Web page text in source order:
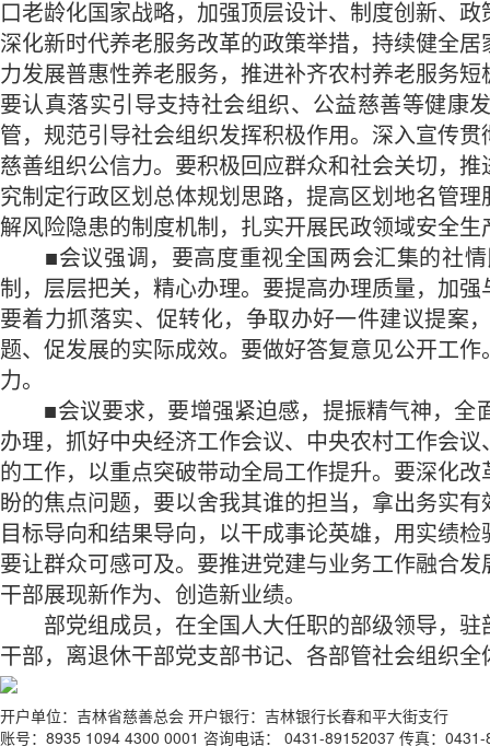
口老龄化国家战略，加强顶层设计、制度创新、
深化新时代养老服务改革的政策举措，持续健全
力发展普惠性养老服务，推进补齐农村养老服务
要认真落实引导支持社会组织、公益慈善等健康
管，规范引导社会组织发挥积极作用。深入宣传
慈善组织公信力。要积极回应群众和社会关切，
究制定行政区划总体规划思路，提高区划地名管
解风险隐患的制度机制，扎实开展民政领域安全
■会议强调，要高度重视全国两会汇集的社情
制，层层把关，精心办理。要提高办理质量，加
要着力抓落实、促转化，争取办好一件建议提案
题、促发展的实际成效。要做好答复意见公开工
力。
■会议要求，要增强紧迫感，提振精气神，全
办理，抓好中央经济工作会议、中央农村工作会
的工作，以重点突破带动全局工作提升。要深化
盼的焦点问题，要以舍我其谁的担当，拿出务实
目标导向和结果导向，以干成事论英雄，用实绩
要让群众可感可及。要推进党建与业务工作融合
干部展现新作为、创造新业绩。
部党组成员，在全国人大任职的部级领导，驻
干部，离退休干部党支部书记、各部管社会组织
开户单位：吉林省慈善总会 开户银行：吉林银行长春和平大街支行
账号：8935 1094 4300 0001 咨询电话： 0431-89152037 传真：